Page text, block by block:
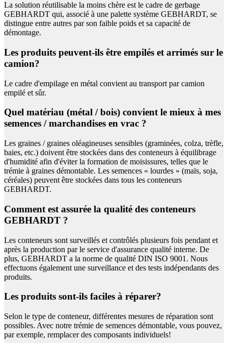
La solution réutilisable la moins chère est le cadre de gerbage
GEBHARDT qui, associé à une palette système GEBHARDT, se
distingue entre autres par son faible poids et sa capacité de
démontage.
Les produits peuvent-ils être empilés et arrimés sur le
camion?
Le cadre d'empilage en métal convient au transport par camion
empilé et sûr.
Quel matériau (métal / bois) convient le mieux à mes
semences / marchandises en vrac ?
Les graines / graines oléagineuses sensibles (graminées, colza, trèfle,
baies, etc.) doivent être stockées dans des conteneurs à équilibrage
d'humidité afin d'éviter la formation de moisissures, telles que le
trémie à graines démontable. Les semences « lourdes » (maïs, soja,
céréales) peuvent être stockées dans tous les conteneurs
GEBHARDT.
Comment est assurée la qualité des conteneurs
GEBHARDT ?
Les conteneurs sont surveillés et contrôlés plusieurs fois pendant et
après la production par le service d'assurance qualité interne. De
plus, GEBHARDT a la norme de qualité DIN ISO 9001. Nous
effectuons également une surveillance et des tests indépendants des
produits.
Les produits sont-ils faciles à réparer?
Selon le type de conteneur, différentes mesures de réparation sont
possibles. Avec notre trémie de semences démontable, vous pouvez,
par exemple, remplacer des composants individuels!